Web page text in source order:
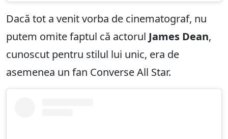
Dacă tot a venit vorba de cinematograf, nu
putem omite faptul că actorul James Dean,
cunoscut pentru stilul lui unic, era de
asemenea un fan Converse All Star.